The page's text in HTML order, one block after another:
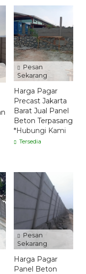
Pesan
Sekarang
Harga Pagar
Precast Jakarta
Barat Jual Panel
Beton Terpasang
*Hubungi Kami
Tersedia
Pesan
Sekarang
Harga Pagar
Panel Beton